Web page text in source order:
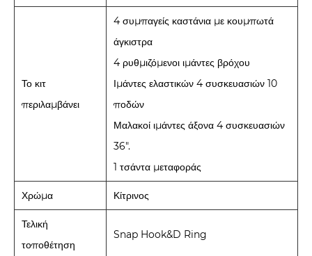
Το κιτ
περιλαμβάνει
4 συμπαγείς καστάνια με κουμπωτά
άγκιστρα
4 ρυθμιζόμενοι ιμάντες βρόχου
Ιμάντες ελαστικών 4 συσκευασιών 10
ποδών
Μαλακοί ιμάντες άξονα 4 συσκευασιών
36".
1 τσάντα μεταφοράς
Χρώμα Κίτρινος
Τελική
τοποθέτηση
Snap Hook&D Ring